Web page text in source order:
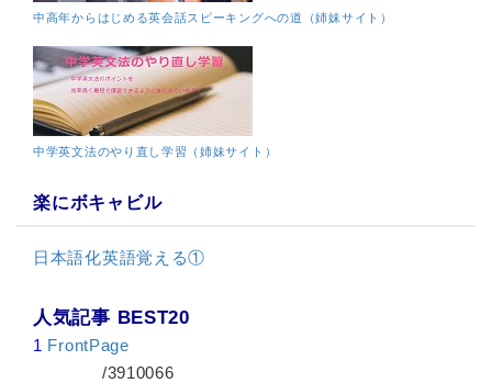
中高年からはじめる英会話スピーキングへの道（姉妹サイト）
中学英文法のやり直し学習（姉妹サイト）
楽にボキャビル
日本語化英語覚える①
人気記事 BEST20
1 FrontPage
/3910066